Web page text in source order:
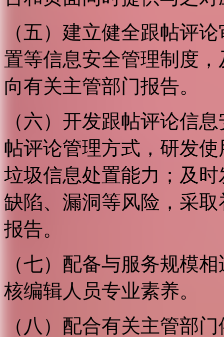
（五）建立健全跟帖评
置等信息安全管理制度
向有关主管部门报告。
（六）开发跟帖评论信
帖评论管理方式，研发
垃圾信息处置能力；及
缺陷、漏洞等风险，采
报告。
（七）配备与服务规模
核编辑人员专业素养。
（八）配合有关主管部